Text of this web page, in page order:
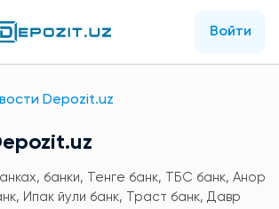
Войти
Depozit.uz
банки, Тенге банк, ТБС банк, Анор
Ипак йули банк, Траст банк, Давр